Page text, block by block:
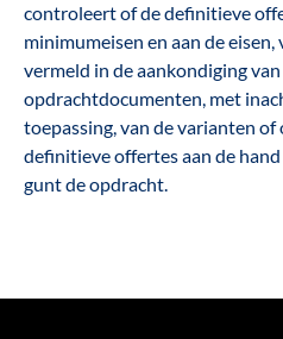
controleert of de definitieve
minimumeisen en aan de
vermeld in de aankondiging
opdrachtdocumenten, met
toepassing, van de varianten
definitieve offertes aan de
gunt de opdracht.